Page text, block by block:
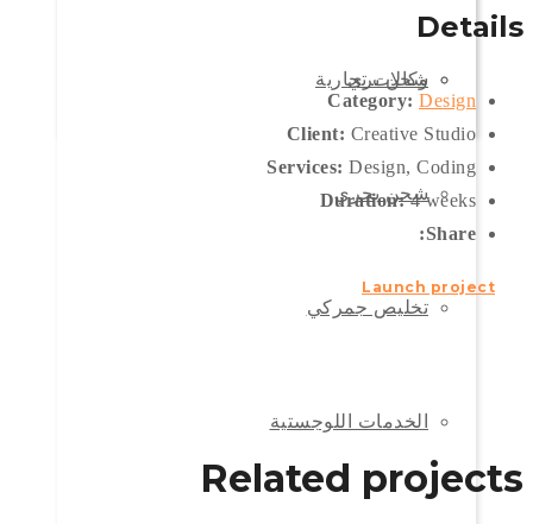
وكالات تجارية
شحن بري
شحن بحري
تخليص جمركي
الخدمات اللوجستية
Details
Category: Design
Client: Creative Studio
Services: Design, Coding
Duration:4 weeks
Share:
Launch project
Related projects